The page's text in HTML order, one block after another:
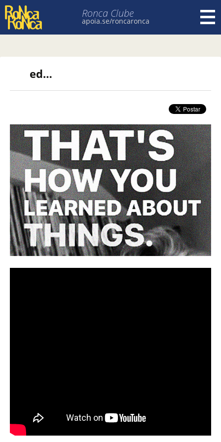
Ronca Clube
apoia.se/roncaronca
ed…